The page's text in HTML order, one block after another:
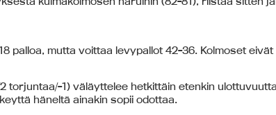
palloa, mutta voittaa levypallot 42-36. Kolmoset
torjuntaa/-1) väläyttelee hetkittäin etenkin
häneltä ainakin sopii odottaa.